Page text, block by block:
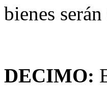
bienes
DECIMO: